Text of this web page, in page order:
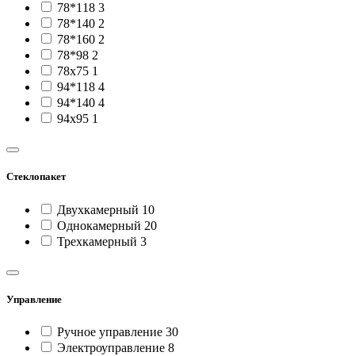
78*118 3
78*140 2
78*160 2
78*98 2
78x75 1
94*118 4
94*140 4
94х95 1
Стеклопакет
Двухкамерный 10
Однокамерный 20
Трехкамерный 3
Управление
Ручное управление 30
Электроуправление 8